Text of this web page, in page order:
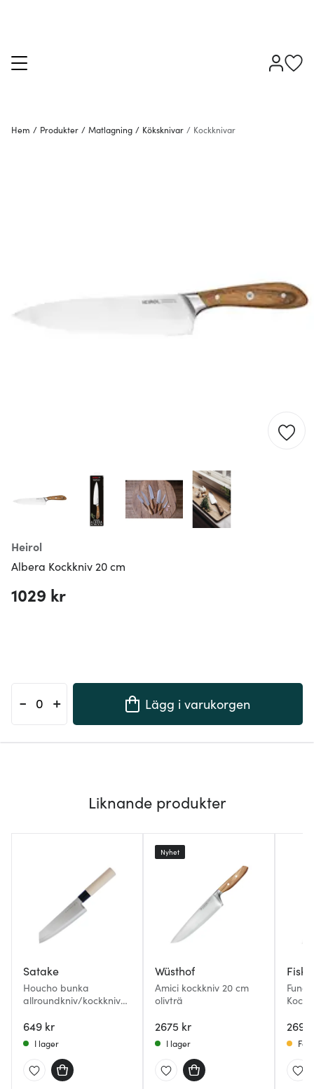
Hem / Produkter / Matlagning / Köksknivar / Kockknivar
Heirol
Albera Kockkniv 20 cm
1029 kr
- + Lägg i varukorgen
Liknande produkter
Satake
Houcho bunka
allroundkniv/kockkniv
649 kr
I lager
Wüsthof
Amici kockkniv 20 cm
olivträ
2675 kr
Nyhet
I lager
269
Få